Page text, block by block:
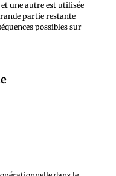
une autre est utilisée
partie restante
possibles sur